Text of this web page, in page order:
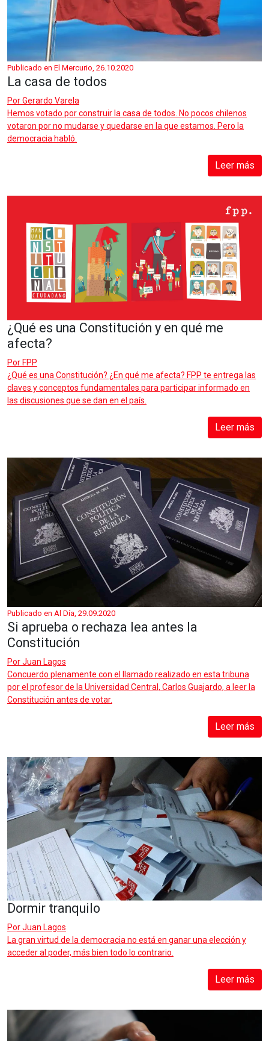
Publicado en El Mercurio, 26.10.2020
La casa de todos
PorGerardo Varela
Hemos votado por construir la casa de todos. No pocos chilenos
votaron por no mudarse y quedarse en la que estamos. Pero la
democracia habló.
Leer más
¿Qué es una Constitución y en qué me
afecta?
Por FPP
¿Qué es una Constitución? ¿En qué me afecta? FPP te entrega las
claves y conceptos fundamentales para participar informado en
las discusiones que se dan en el país.
Leer más
Publicado en Al Día, 29.09.2020
Si aprueba o rechaza lea antes la
Constitución
PorJuan Lagos
Concuerdo plenamente con el llamado realizado en esta tribuna
por el profesor de la Universidad Central, Carlos Guajardo, a leer la
Constitución antes de votar.
Leer más
Dormir tranquilo
PorJuan Lagos
La gran virtud de la democracia no está en ganar una elección y
acceder al poder, más bien todo lo contrario.
Leer más